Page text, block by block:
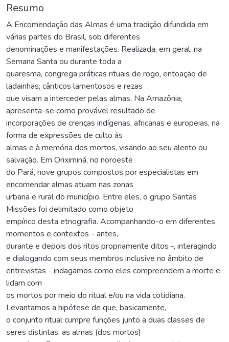
Resumo
A Encomendação das Almas é uma tradição difundida em
várias partes do Brasil, sob diferentes
denominações e manifestações. Realizada, em geral, na
Semana Santa ou durante toda a
quaresma, congrega práticas rituais de rogo, entoação de
ladainhas, cânticos lamentosos e rezas
que visam a interceder pelas almas. Na Amazônia,
apresenta-se como provável resultado de
incorporações de crenças indígenas, africanas e europeias, na
forma de expressões de culto às
almas e à memória dos mortos, visando ao seu alento ou
salvação. Em Oriximiná, no noroeste
do Pará, nove grupos compostos por especialistas em
encomendar almas atuam nas zonas
urbana e rural do município. Entre eles, o grupo Santas
Missões foi delimitado como objeto
empírico desta etnografia. Acompanhando-o em diferentes
momentos e contextos - antes,
durante e depois dos ritos propriamente ditos -, interagindo
e dialogando com seus membros inclusive no âmbito de
entrevistas - indagamos como eles compreendem a morte e
lidam com
os mortos por meio do ritual e/ou na vida cotidiana.
Levantamos a hipótese de que, basicamente,
o conjunto ritual cumpre funções junto a duas classes de
seres distintas: as almas (dos mortos)